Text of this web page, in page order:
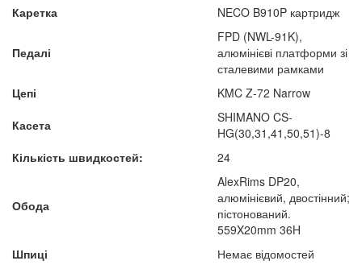
Каретка
NECO B910P картридж
Педалі
FPD (NWL-91K),
алюмінієві платформи зі
сталевими рамками
Цепі
KMC Z-72 Narrow
Касета
SHIMANO CS-
HG(30,31,41,50,51)-8
Кількість швидкостей:
24
Обода
AlexRims DP20,
алюмінієвий, двостінний;
пістонований.
559X20mm 36H
Шпиці
Немає відомостей